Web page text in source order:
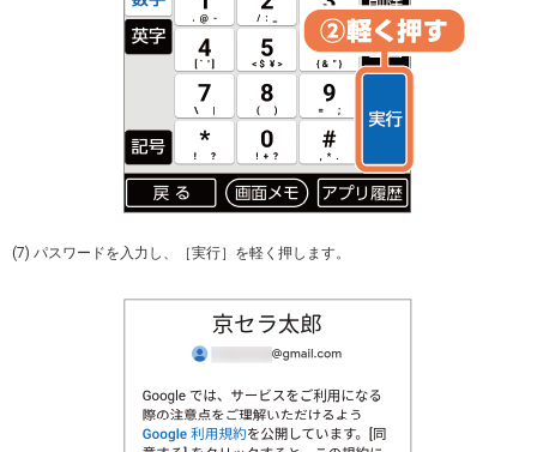
(7) パスワードを入力し、［実行］を軽く押します。